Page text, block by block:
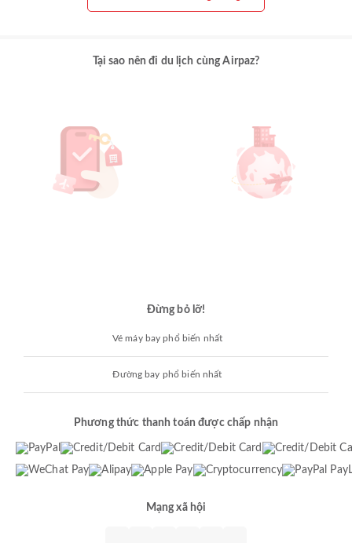
Tại sao nên đi du lịch cùng Airpaz?
Đừng bỏ lỡ!
Vé máy bay phổ biến nhất
Đường bay phổ biến nhất
Phương thức thanh toán được chấp nhận
Mạng xã hội